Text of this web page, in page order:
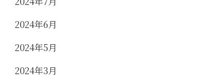
2024年6月
2024年5月
2024年3月